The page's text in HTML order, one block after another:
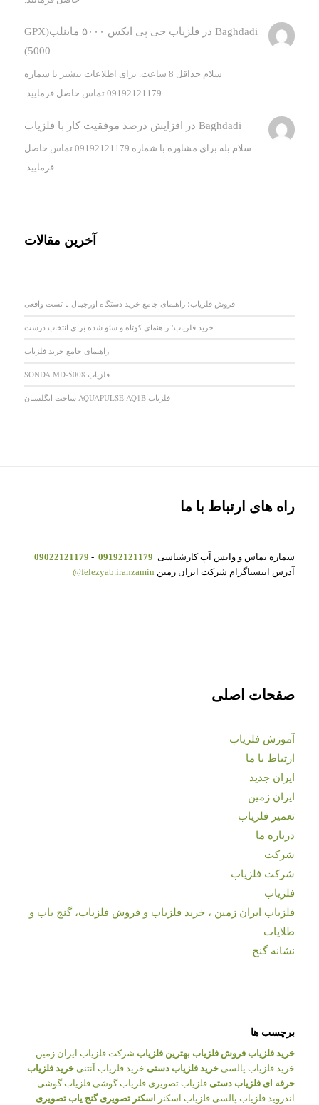
Baghdadi در
فلزیاب جی پی ایکس ۵۰۰۰ ماینلب(GPX
5000)
سلام حداقل 8 ساعت. برای اطلاعات بیشتر با شماره
09192121179 تماس حاصل فرمایید.
Baghdadi در افزایش درصد موفقیت کار با فلزیاب
سلام بله برای مشاوره با شماره 09192121179 تماس حاصل
فرمایید.
آخرین مقالات
فروش فلزیاب؛ راهنمای جامع خرید دستگاه اورجینال با تست واقعی
خرید فلزیاب؛ راهنمای کوتاه و سئو شده برای انتخاب درست
راهنمای جامع خرید فلزیاب
فلزیاب SONDA MD-5008
فلزیاب AQUAPULSE AQ1B ساخت انگلستان
راه های ارتباط با ما
شماره تماس و واتس آپ کارشناسی 09192121179
-
09022121179
آدرس اینستاگرام شرکت ایران زمین felezyab.iranzamin@
صفحات اصلی
آموزش فلزیاب
ارتباط با ما
ایران جدید
ایران زمین
تعمیر فلزیاب
درباره ما
شرکت
شرکت فلزیاب
فلزیاب
فلزیاب ایران زمین ، خرید فلزیاب و فروش فلزیاب، گنج یاب و
طلایاب
نشانه گنج
برچسب ها
خرید فلزیاب فروش فلزیاب بهترین فلزیاب شرکت فلزیاب ایران زمین
خرید فلزیاب پالسی خرید فلزیاب دستی خرید فلزیاب آنتنی خرید فلزیاب
حرفه ای فلزیاب دستی فلزیاب تصویری فلزیاب گوشی فلزیاب گوشی
اندروید فلزیاب پالسی فلزیاب اسکنر اسکنر تصویری گنج یاب تصویری